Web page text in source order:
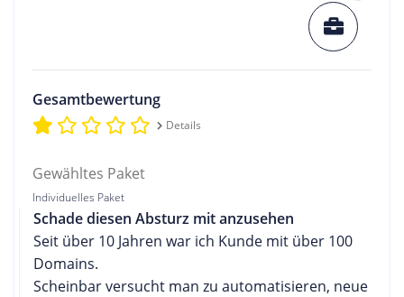
Gesamtbewertung
Details
Gewähltes Paket
Individuelles Paket
Schade diesen Absturz mit anzusehen
Seit über 10 Jahren war ich Kunde mit über 100
Domains.
Scheinbar versucht man zu automatisieren, neue